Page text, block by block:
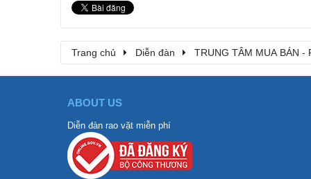
Trang chủ Diễn đàn TRUNG TÂM MUA BÁN -
ABOUT US
Diễn đàn rao vặt miễn phí